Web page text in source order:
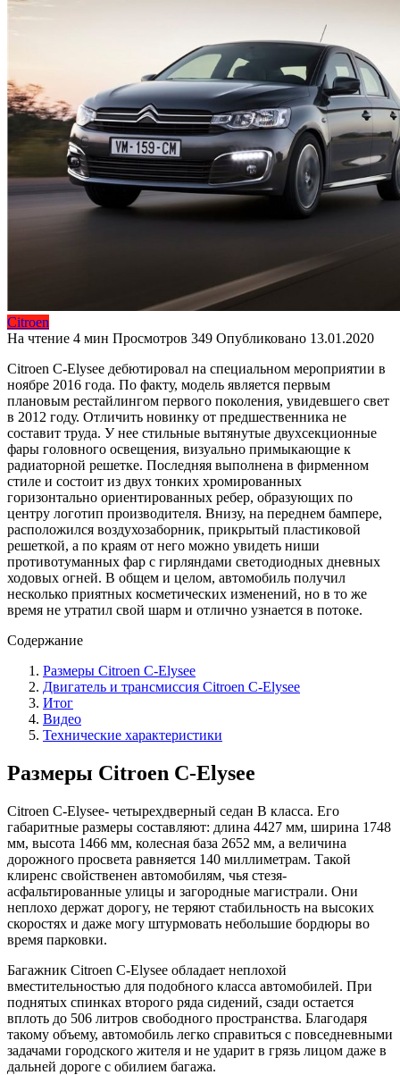
Citroen
На чтение 4 мин Просмотров 349 Опубликовано 13.01.2020
Citroen C-Elysee дебютировал на специальном мероприятии в
ноябре 2016 года. По факту, модель является первым
плановым рестайлингом первого поколения, увидевшего свет
в 2012 году. Отличить новинку от предшественника не
составит труда. У нее стильные вытянутые двухсекционные
фары головного освещения, визуально примыкающие к
радиаторной решетке. Последняя выполнена в фирменном
стиле и состоит из двух тонких хромированных
горизонтально ориентированных ребер, образующих по
центру логотип производителя. Внизу, на переднем бампере,
расположился воздухозаборник, прикрытый пластиковой
решеткой, а по краям от него можно увидеть ниши
противотуманных фар с гирляндами светодиодных дневных
ходовых огней. В общем и целом, автомобиль получил
несколько приятных косметических изменений, но в то же
время не утратил свой шарм и отлично узнается в потоке.
Содержание
Размеры Citroen C-Elysee
Двигатель и трансмиссия Citroen C-Elysee
Итог
Видео
Технические характеристики
Размеры Citroen C-Elysee
Citroen C-Elysee- четырехдверный седан B класса. Его
габаритные размеры составляют: длина 4427 мм, ширина 1748
мм, высота 1466 мм, колесная база 2652 мм, а величина
дорожного просвета равняется 140 миллиметрам. Такой
клиренс свойственен автомобилям, чья стезя-
асфальтированные улицы и загородные магистрали. Они
неплохо держат дорогу, не теряют стабильность на высоких
скоростях и даже могу штурмовать небольшие бордюры во
время парковки.
Багажник Citroen C-Elysee обладает неплохой
вместительностью для подобного класса автомобилей. При
поднятых спинках второго ряда сидений, сзади остается
вплоть до 506 литров свободного пространства. Благодаря
такому объему, автомобиль легко справиться с повседневными
задачами городского жителя и не ударит в грязь лицом даже в
дальней дороге с обилием багажа.